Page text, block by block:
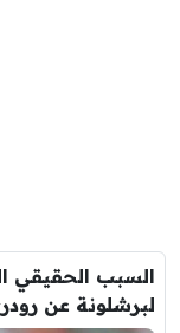
السبب الحقيقي
لبرشلونة عن